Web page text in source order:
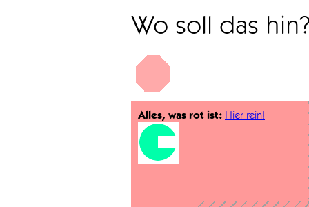
Wo soll das
Alles, was rot ist: Hier rein!